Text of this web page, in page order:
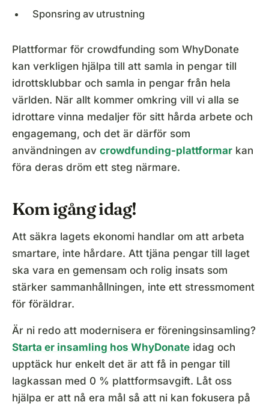
Sponsring av utrustning
Plattformar för crowdfunding som WhyDonate
kan verkligen hjälpa till att samla in pengar till
idrottsklubbar och samla in pengar från hela
världen. När allt kommer omkring vill vi alla se
idrottare vinna medaljer för sitt hårda arbete och
engagemang, och det är därför som
användningen av crowdfunding-plattformar kan
föra deras dröm ett steg närmare.
Kom igång idag!
Att säkra lagets ekonomi handlar om att arbeta
smartare, inte hårdare. Att tjäna pengar till laget
ska vara en gemensam och rolig insats som
stärker sammanhållningen, inte ett stressmoment
för föräldrar.
Är ni redo att modernisera er föreningsinsamling?
Starta er insamling hos WhyDonate idag och
upptäck hur enkelt det är att få in pengar till
lagkassan med 0 % plattformsavgift. Låt oss
hjälpa er att nå era mål så att ni kan fokusera på